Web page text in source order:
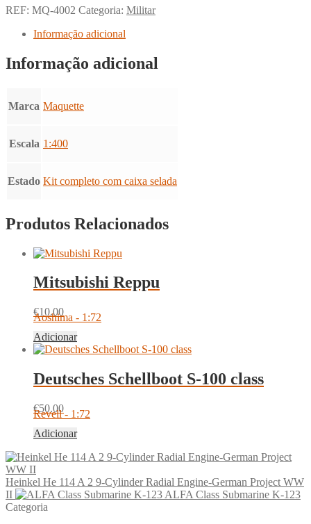
REF: MQ-4002 Categoria: Militar
Informação adicional
Informação adicional
Marca Maquette
Escala 1:400
Estado Kit completo com caixa selada
Produtos Relacionados
Mitsubishi Reppu
€10.00
Aoshima - 1:72
Adicionar
Deutsches Schellboot S-100 class
€50.00
Revell - 1:72
Adicionar
Heinkel He 114 A 2 9-Cylinder Radial Engine-German Project WW
II
ALFA Class Submarine K-123
Categoria